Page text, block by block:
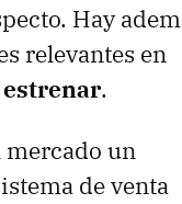
Hay
relevantes en
.
mercado un
de venta